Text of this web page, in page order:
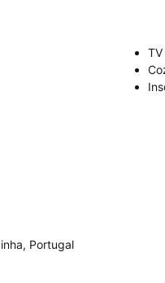
TV
Portugal